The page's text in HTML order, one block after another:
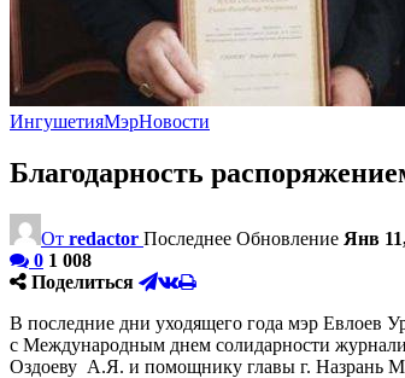
ИнгушетияМэрНовости
Благодарность
От redactor Последнее Обновление Янв
0 1 008
Поделиться
В последние дни уходящего года мэр Евлоев
с Международным днем солидарности
Оздоеву А.Я. и помощнику главы г. Назрань